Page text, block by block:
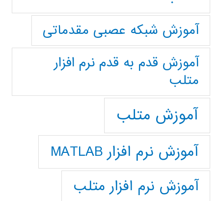
آموزش شبکه عصبی مقدماتی
آموزش قدم به قدم نرم افزار
متلب
آموزش متلب
آموزش نرم افزار MATLAB
آموزش نرم افزار متلب